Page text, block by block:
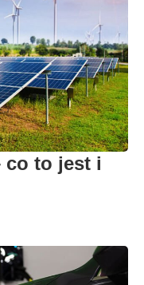
co to jest i